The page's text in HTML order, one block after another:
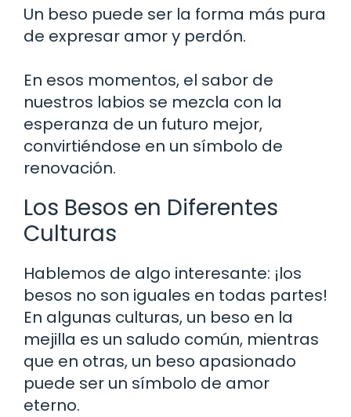
Un beso puede ser la forma más pura
de expresar amor y perdón.
En esos momentos, el sabor de
nuestros labios se mezcla con la
esperanza de un futuro mejor,
convirtiéndose en un símbolo de
renovación.
Los Besos en Diferentes
Culturas
Hablemos de algo interesante: ¡los
besos no son iguales en todas partes!
En algunas culturas, un beso en la
mejilla es un saludo común, mientras
que en otras, un beso apasionado
puede ser un símbolo de amor
eterno.